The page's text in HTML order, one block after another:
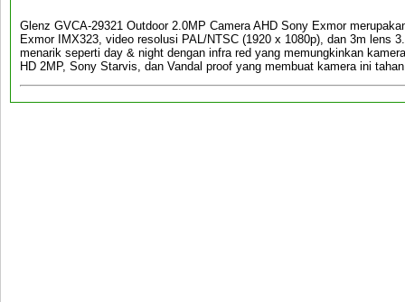
Glenz GVCA-29321 Outdoor 2.0MP Camera AHD Sony Exmor
Exmor IMX323, video resolusi PAL/NTSC (1920 x 1080p), dan 3m lens
menarik seperti day & night dengan infra red yang memungkinkan
HD 2MP, Sony Starvis, dan Vandal proof yang membuat kamera ini